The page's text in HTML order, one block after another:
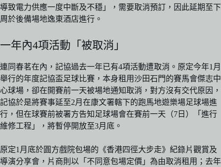
導致電力供應一度中斷及不穩」，需要取消預訂，因此延期至下
周於後備場地逸東酒店進行。
一年內4項活動「被取消」
連同春茗在內，記協過去一年已有4項活動遭取消。原定今年1月
舉行的年度記協盃足球比賽，本身租用沙田石門的賽馬會傑志中
心球場，卻在開賽前一天被場地通知取消，對方沒有交代原因，
記協於是將賽事延至2月在康文署轄下的跑馬地遊樂場足球場進
行，但在球賽前被署方告知足球場會在賽前一天（7日）「進行
維修工程」，將暫停開放至3月底。
原定1月底於圓方戲院包場的《香港四徑大步走》紀錄片觀賞及
導演分享會，片商則以「不同意包場定價」為由取消租用；去年